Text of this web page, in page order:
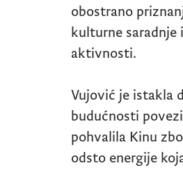
obostrano
kulturne saradnje
aktivnosti.
Vujović je istakla
budućnosti
pohvalila Kinu
odsto energije